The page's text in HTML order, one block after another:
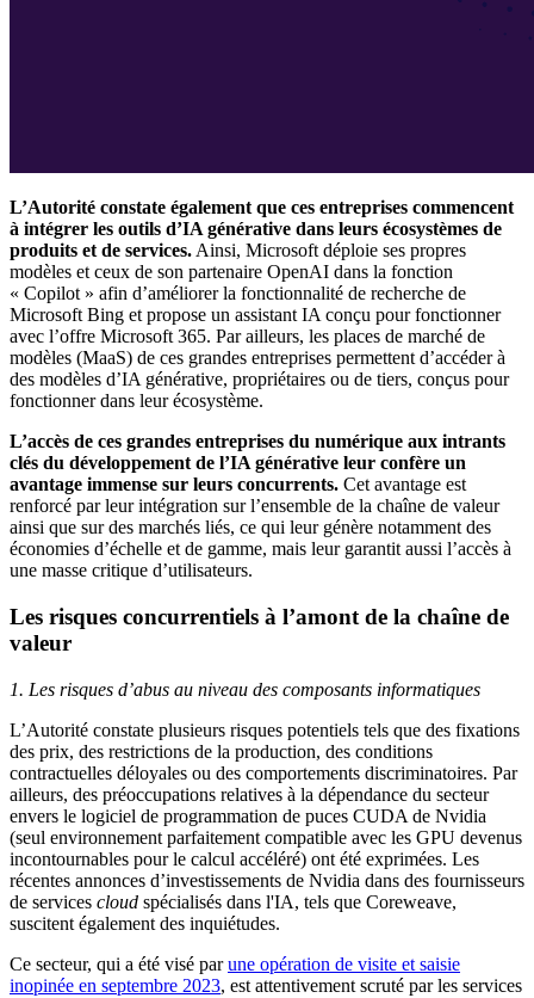
L’Autorité constate également que ces entreprises commencent
à intégrer les outils d’IA générative dans leurs écosystèmes de
produits et de services. Ainsi, Microsoft déploie ses propres
modèles et ceux de son partenaire OpenAI dans la fonction
« Copilot » afin d’améliorer la fonctionnalité de recherche de
Microsoft Bing et propose un assistant IA conçu pour fonctionner
avec l’offre Microsoft 365. Par ailleurs, les places de marché de
modèles (MaaS) de ces grandes entreprises permettent d’accéder à
des modèles d’IA générative, propriétaires ou de tiers, conçus pour
fonctionner dans leur écosystème.
L’accès de ces grandes entreprises du numérique aux intrants
clés du développement de l’IA générative leur confère un
avantage immense sur leurs concurrents. Cet avantage est
renforcé par leur intégration sur l’ensemble de la chaîne de valeur
ainsi que sur des marchés liés, ce qui leur génère notamment des
économies d’échelle et de gamme, mais leur garantit aussi l’accès à
une masse critique d’utilisateurs.
Les risques concurrentiels à l’amont de la chaîne de
valeur
1. Les risques d’abus au niveau des composants informatiques
L’Autorité constate plusieurs risques potentiels tels que des fixations
des prix, des restrictions de la production, des conditions
contractuelles déloyales ou des comportements discriminatoires. Par
ailleurs, des préoccupations relatives à la dépendance du secteur
envers le logiciel de programmation de puces CUDA de Nvidia
(seul environnement parfaitement compatible avec les GPU devenus
incontournables pour le calcul accéléré) ont été exprimées. Les
récentes annonces d’investissements de Nvidia dans des fournisseurs
de services cloud spécialisés dans l'IA, tels que Coreweave,
suscitent également des inquiétudes.
Ce secteur, qui a été visé parune opération de visite et saisie
inopinée en septembre 2023, est attentivement scruté par les services